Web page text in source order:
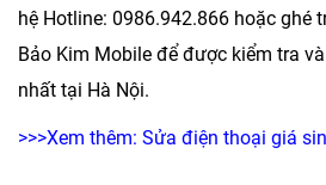
hệ Hotline: 0986.942.866 hoặc ghé
Bảo Kim Mobile để được kiểm tra
nhất tại Hà Nội.
>>>Xem thêm: Sửa điện thoại giá